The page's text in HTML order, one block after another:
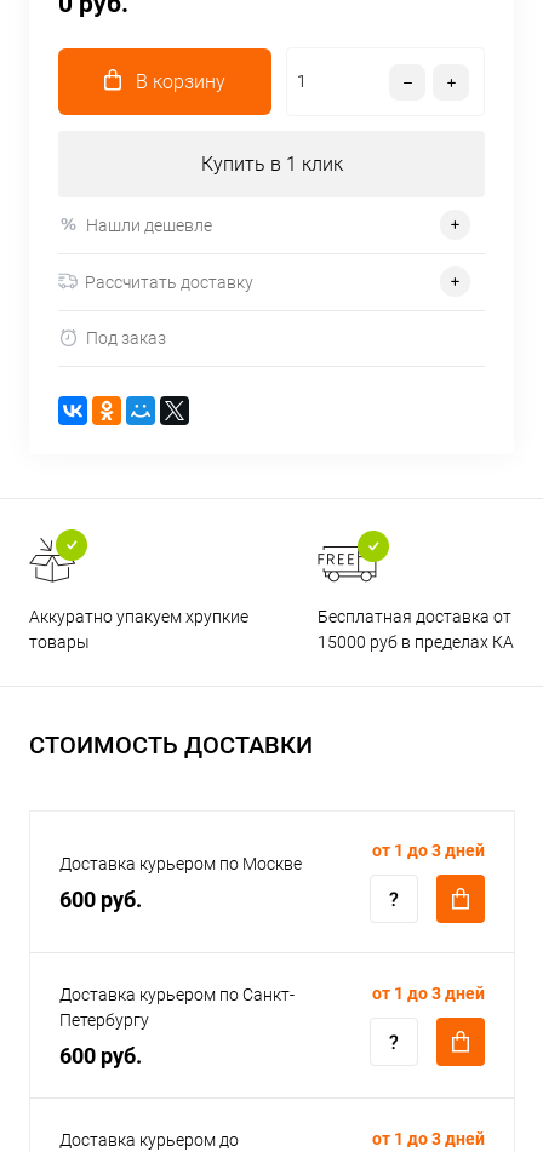
В корзину
Купить в 1 клик
Нашли дешевле
Рассчитать доставку
Под заказ
Аккуратно упакуем хрупкие
товары
Бесплатная доставка от
15000 руб в пределах КАД
СТОИМОСТЬ ДОСТАВКИ
Доставка курьером по Москве
600 руб.
от 1 до 3 дней
Доставка курьером по Санкт-
Петербургу
600 руб.
от 1 до 3 дней
Доставка курьером до
от 1 до 3 дней